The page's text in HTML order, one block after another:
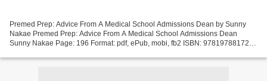
Premed Prep: Advice From A Medical School Admissions Dean by Sunny
Nakae Premed Prep: Advice From A Medical School Admissions Dean
Sunny Nakae Page: 196 Format: pdf, ePub, mobi, fb2 ISBN: 9781978817227